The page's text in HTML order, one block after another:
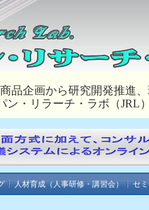
品企画から研究開発推進
ン・リラーチ・ラボ（JRL
人材育成（人事研修・講習会） セ